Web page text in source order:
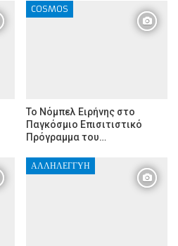
COSMOS
Το Νόμπελ Ειρήνης στο
Παγκόσμιο Επισιτιστικό
Πρόγραμμα του…
ΑΛΛΗΛΕΓΓΎΗ